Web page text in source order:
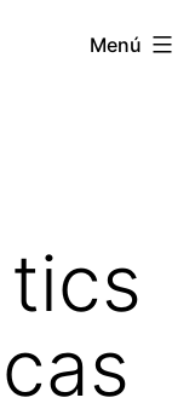
Menú
tics